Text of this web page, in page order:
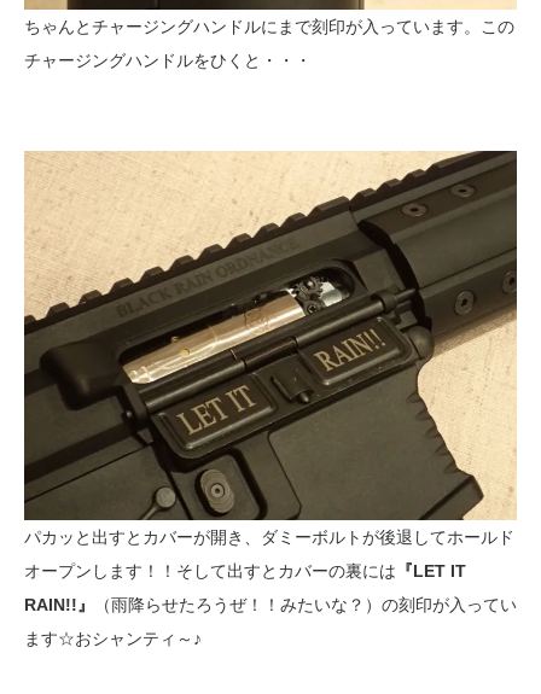
ちゃんとチャージングハンドルにまで刻印が入っています。この
チャージングハンドルをひくと・・・
パカッと出すとカバーが開き、ダミーボルトが後退してホールド
オープンします！！そして出すとカバーの裏には 『LET IT
RAIN!!』
（雨降らせたろうぜ！！みたいな？）の刻印が入ってい
ます☆おシャンティ～♪